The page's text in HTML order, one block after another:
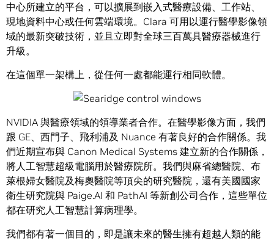
中心所建立的平台，可以擴展到嵌入式醫療設備、工作站、
現地資料中心或任何雲端環境。Clara 可用以運行醫學影像領
域的最新突破技術，並且立即對全球三百萬具醫療器械進行
升級。
在這個單一架構上，從任何一處都能運行相同軟體。
NVIDIA 與醫療領域的領導業者合作。在醫學影像方面，我們
跟 GE、西門子、飛利浦及 Nuance 有著良好的合作關係。我
們近期宣布與 Canon Medical Systems 建立新的合作關係，
將人工智慧超級電腦用於醫療院所。我們與麻省總醫院、布
萊根婦女醫院及梅奧醫院等頂尖的研究醫院，還有美國國家
衛生研究院與 Paige.AI 和 PathAI 等新創公司合作，這些單位
都在研究人工智慧計算病理學。
我們都有著一個目的，即是讓未來的醫生擁有超越人類的能